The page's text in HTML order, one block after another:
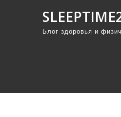
Блог здоровья и